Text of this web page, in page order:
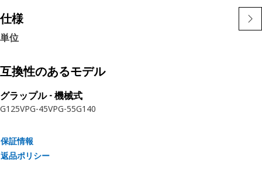
仕様
単位
互換性のあるモデル
グラップル - 機械式
G125VPG-45VPG-55G140
保証情報
返品ポリシー